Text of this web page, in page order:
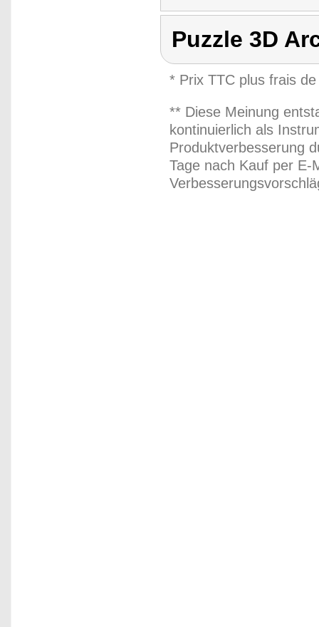
Puzzle 3D
* Prix TTC plus frais
** Diese Meinung
kontinuierlich als
Produktverbesserung
Tage nach Kauf per E-